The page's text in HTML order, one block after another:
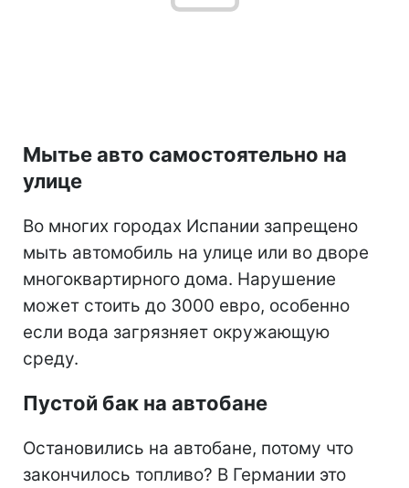
Мытье авто самостоятельно на
улице
Во многих городах Испании запрещено
мыть автомобиль на улице или во дворе
многоквартирного дома. Нарушение
может стоить до 3000 евро, особенно
если вода загрязняет окружающую
среду.
Пустой бак на автобане
Остановились на автобане, потому что
закончилось топливо? В Германии это